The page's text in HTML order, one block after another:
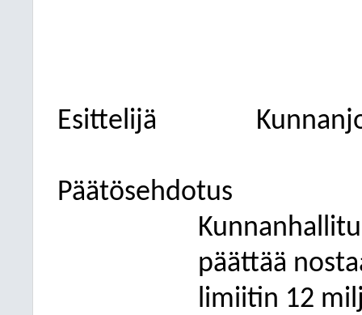
Esittelijä
Päätösehdotus
päättää
limiitin 12